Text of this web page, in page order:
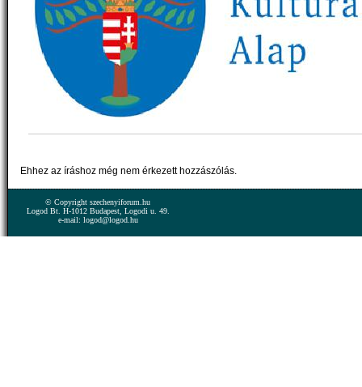
Ehhez az íráshoz még nem érkezett hozzászólás.
© Copyright szechenyiforum.hu
Logod Bt. H-1012 Budapest, Logodi u. 49.
e-mail: logod@logod.hu